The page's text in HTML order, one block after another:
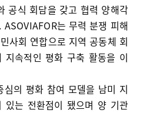
공식 회담을 갖고 협력 양해각
는 무력 분쟁 피해
사회 연합으로 지역 공동체 회
지속적인 평화 구축 활동을 이
심의 평화 참여 모델을 남미 지
있는 전환점이 됐으며 양 기관